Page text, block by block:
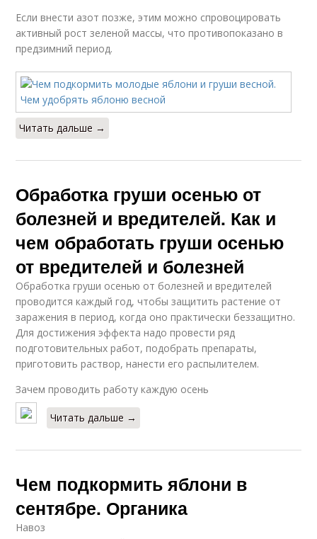
Если внести азот позже, этим можно спровоцировать
активный рост зеленой массы, что противопоказано в
предзимний период.
Читать дальше →
Обработка груши осенью от
болезней и вредителей. Как и
чем обработать груши осенью
от вредителей и болезней
Обработка груши осенью от болезней и вредителей
проводится каждый год, чтобы защитить растение от
заражения в период, когда оно практически беззащитно.
Для достижения эффекта надо провести ряд
подготовительных работ, подобрать препараты,
приготовить раствор, нанести его распылителем.
Зачем проводить работу каждую осень
Читать дальше →
Чем подкормить яблони в
сентябре. Органика
Навоз